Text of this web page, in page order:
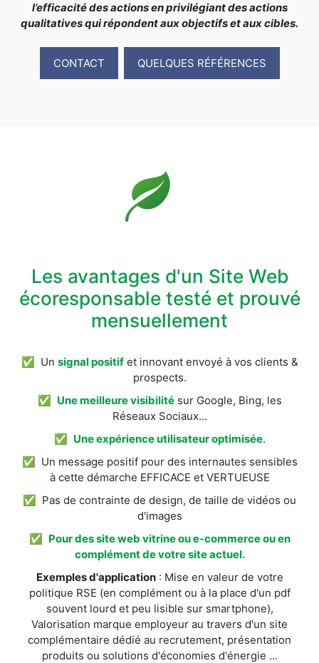
l’efficacité des actions en privilégiant des actions
qualitatives qui répondent aux objectifs et aux cibles.
CONTACT QUELQUES RÉFÉRENCES
Les avantages d'un Site Web
écoresponsable testé et prouvé
mensuellement
✅ Un signal positifet innovant envoyé à vos clients &
prospects.
✅ Une meilleure visibilitésur Google, Bing, les
Réseaux Sociaux...
✅ Une expérience utilisateur optimisée.
✅ Un message positif pour des internautes sensibles
à cette démarche EFFICACE et VERTUEUSE
✅ Pas de contrainte de design, de taille de vidéos ou
d'images
✅ Pour des site web vitrine ou e-commerce ou en
complément de votre site actuel.
Exemples d'application: Mise en valeur de votre
politique RSE (en complément ou à la place d'un pdf
souvent lourd et peu lisible sur smartphone),
Valorisation marque employeur au travers d'un site
complémentaire dédié au recrutement, présentation
produits ou solutions d'économies d'énergie ...